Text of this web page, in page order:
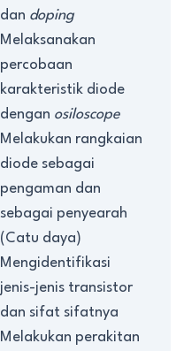
dan doping
Melaksanakan
percobaan
karakteristik diode
dengan osiloscope
Melakukan rangkaian
diode sebagai
pengaman dan
sebagai penyearah
(Catu daya)
Mengidentifikasi
jenis-jenis transistor
dan sifat sifatnya
Melakukan perakitan